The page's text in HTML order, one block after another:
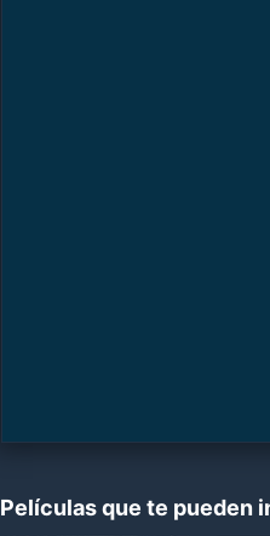
Películas que te pueden